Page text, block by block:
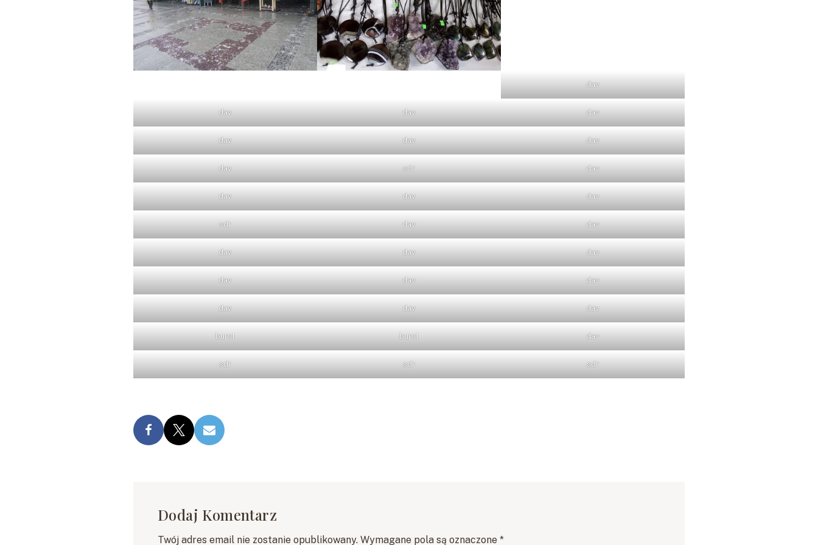
dav
dav dav dav
dav dav dav
dav sdr dav
dav dav dav
sdr dav dav
dav dav dav
dav dav dav
dav dav dav
burst burst dav
sdr sdr sdr
Dodaj Komentarz
Twój adres email nie zostanie opublikowany. Wymagane pola są oznaczone *